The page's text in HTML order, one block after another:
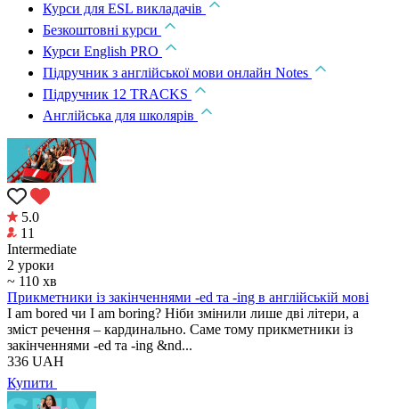
Курси для ESL викладачів
Безкоштовні курси
Курси English PRO
Підручник з англійської мови онлайн Notes
Підручник 12 TRACKS
Англійська для школярів
5.0
11
Intermediate
2 уроки
~ 110 хв
Прикметники із закінченнями -ed та -ing в англійській мові
I am bored чи I am boring? Ніби змінили лише дві літери, а
зміст речення – кардинально. Саме тому прикметники із
закінченнями -ed та -ing &nd...
336 UAH
Купити